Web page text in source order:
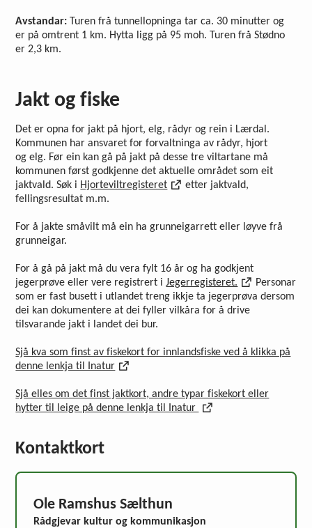
Avstandar: Turen frå tunnellopninga tar ca. 30 minutter og
er på omtrent 1 km. Hytta ligg på 95 moh. Turen frå Stødno
er 2,3 km.
Jakt og fiske
Det er opna for jakt på hjort, elg, rådyr og rein i Lærdal.
Kommunen har ansvaret for forvaltninga av rådyr, hjort
og elg. Før ein kan gå på jakt på desse tre viltartane må
kommunen først godkjenne det aktuelle området som eit
jaktvald. Søk i Hjorteviltregisteret
etter jaktvald,
fellingsresultat m.m.
For å jakte småvilt må ein ha grunneigarrett eller løyve frå
grunneigar.
For å gå på jakt må du vera fylt 16 år og ha godkjent
jegerprøve eller vere registrert iJegerregisteret.
Personar
som er fast busett i utlandet treng ikkje ta jegerprøva dersom
dei kan dokumentere at dei fyller vilkåra for å drive
tilsvarande jakt i landet dei bur.
Sjå kva som finst av fiskekort for innlandsfiske ved å klikka på
denne lenkja til Inatur
Sjå elles om det finst jaktkort, andre typar fiskekort eller
hytter til leige på denne lenkja til Inatur
Kontaktkort
Ole Ramshus Sælthun
Rådgjevar kultur og kommunikasjon